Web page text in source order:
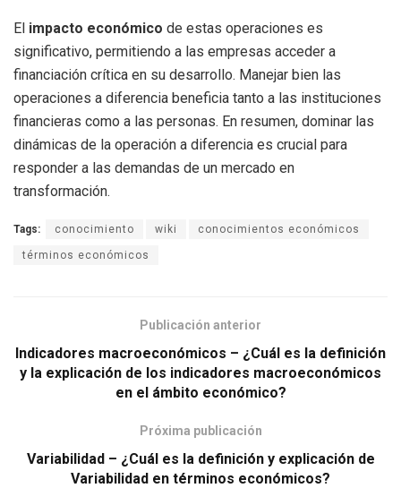
El impacto económico de estas operaciones es
significativo, permitiendo a las empresas acceder a
financiación crítica en su desarrollo. Manejar bien las
operaciones a diferencia beneficia tanto a las instituciones
financieras como a las personas. En resumen, dominar las
dinámicas de la operación a diferencia es crucial para
responder a las demandas de un mercado en
transformación.
Tags: conocimiento wiki conocimientos económicos
términos económicos
Publicación anterior
Indicadores macroeconómicos – ¿Cuál es la definición
y la explicación de los indicadores macroeconómicos
en el ámbito económico?
Próxima publicación
Variabilidad – ¿Cuál es la definición y explicación de
Variabilidad en términos económicos?